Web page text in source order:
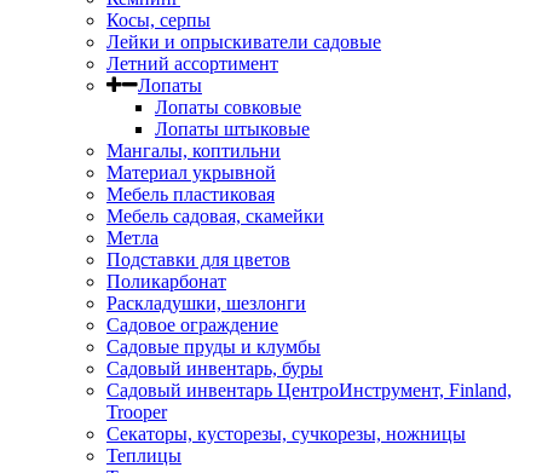
Косы, серпы
Лейки и опрыскиватели садовые
Летний ассортимент
Лопаты
Лопаты совковые
Лопаты штыковые
Мангалы, коптильни
Материал укрывной
Мебель пластиковая
Мебель садовая, скамейки
Метла
Подставки для цветов
Поликарбонат
Раскладушки, шезлонги
Садовое ограждение
Садовые пруды и клумбы
Садовый инвентарь, буры
Садовый инвентарь ЦентроИнструмент, Finland,
Trooper
Секаторы, кусторезы, сучкорезы, ножницы
Теплицы